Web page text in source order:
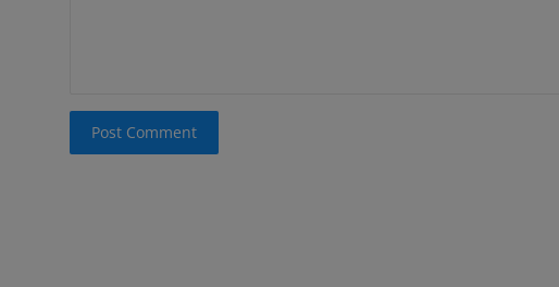
Post Comment